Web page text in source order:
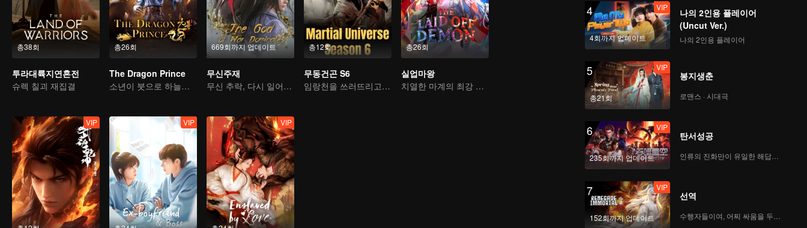
총38회
투라대륙지연혼전
슈렉 칠괴 재집결
총26회
The Dragon Prince
소년이 붓으로 하늘을 가른다
669회까지 업데이트
무신주재
무신 추락, 다시 일어난 소년
총12회
무동건곤 S6
임랑천을 쓰러뜨리고 정상에 오르다
총26회
실업마왕
치열한 마계의 최강 마왕
VIP VIP VIP
4
4회까지 업데이트
VIP
나의 2인용 플레이어
(Uncut Ver.)
나의 2인용 플레이어
5
총21회
VIP
봉지생춘
로맨스 · 시대극
6
235회까지 업데이트
VIP
탄서성공
인류의 진화만이 유일한 해답이다
7
152회까지 업데이트
VIP
선역